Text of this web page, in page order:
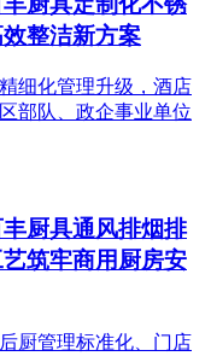
整洁新方案
细化管理升级，酒店
部队、政企事业单位
厨具通风排烟排
筑牢商用厨房安
厨管理标准化、门店